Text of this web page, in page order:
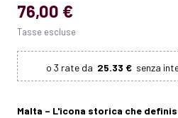
76,00 €
Tasse escluse
25.33 €
Malta – L'icona storica che